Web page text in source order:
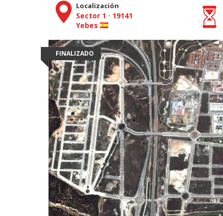
Localización
Sector 1 · 19141
Yebes
FINALIZADO